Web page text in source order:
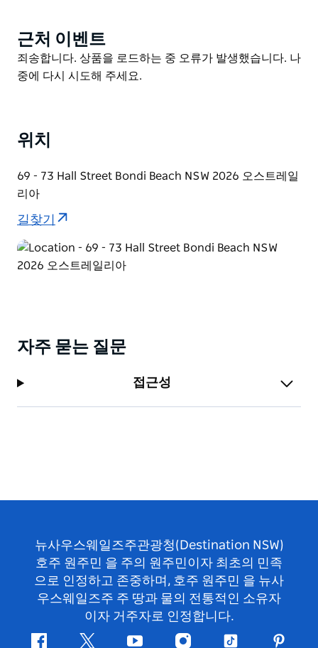
시드니에서 가장 상징적인 라이프스타일 거리 중 하나인
더 허브 홀 스트리트(The Hub Hall Street)에 위치한 아디
나 본다이 비치 시드니(Adina Bondi Beach Sydney)는
그 자체로 하나의 명소이며 아 타볼라(A Tavola) 라 팔마
카페를 쉽게 이용할 수 있습니다. 도보로 5분 거리에 황금
서 여행객들은 시원한 바닷바람 반짝이는 푸른 바다 파도
타기를 즐길 뿐만 아니라 그림 같은 본다이 아이스버그와
수 있습니다.
번화한 본다이 정션과 시드니 CBD로 가는 교통편이 잘
갖춰져 있는 아디나 본다이 비치는 투숙객들에게 이 상징
Product
List
근처 이벤트
Product
List
죄송합니다. 상품을 로드하는 중 오류가 발생했습니다. 나
중에 다시 시도해 주세요.
위치
69 - 73 Hall Street Bondi Beach NSW 2026 오스트레일
리아
길찾기
자주 묻는 질문
접근성
뉴사우스웨일즈주관광청(Destination NSW)
호주 원주민 을 주의 원주민이자 최초의 민족
으로 인정하고 존중하며, 호주 원주민 을 뉴사
우스웨일즈주 주 땅과 물의 전통적인 소유자
이자 거주자로 인정합니다.